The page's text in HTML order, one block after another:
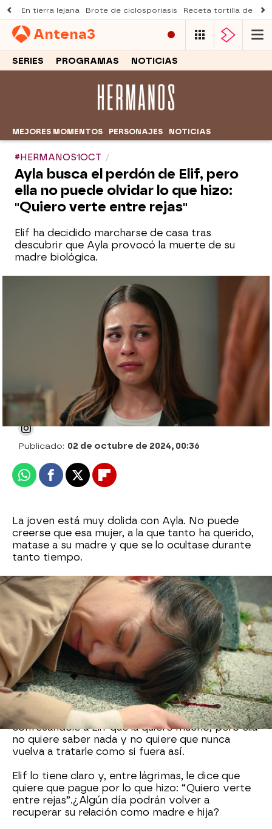
En tierra lejana Brote de ciclosporiasis Receta tortilla de
Antena3
SERIES PROGRAMAS NOTICIAS
MEJORES MOMENTOS PERSONAJES NOTICIAS
#HERMANOS1OCT
Ayla busca el perdón de Elif, pero
ella no puede olvidar lo que hizo:
"Quiero verte entre rejas"
Elif ha decidido marcharse de casa tras
descubrir que Ayla provocó la muerte de su
madre biológica.
Elif rompe para siempre su relación con
Ayla tras descubrir la verdad: “Eres una
Julia Zapata López
Publicado: 02 de octubre de 2024, 00:36
WhatsappFacebook
X Flipboard
La joven está muy dolida con Ayla. No puede
creerse que esa mujer, a la que tanto ha querido,
matase a su madre y que se lo ocultase durante
tanto tiempo.
Aunque Ayla le ha intentado explicar que todo
fue un accidente, Elif lo tiene claro y quiere
alejarse de ella para siempre.
La joven vuelve a casa para recoger su ropa y allí
descubre que Ayla se lo ha preparado todo, le ha
preparado comida que le gusta, ha organizado
todas sus cosas, pero Ayla le echa en cara que le
siga tratando como si fuese su madre.
“Te veo como a mi hija”, le dice Ayla
confesándole a Elif que la quiere mucho, pero ella
no quiere saber nada y no quiere que nunca
vuelva a tratarle como si fuera así.
Elif lo tiene claro y, entre lágrimas, le dice que
quiere que pague por lo que hizo: “Quiero verte
entre rejas”.¿Algún día podrán volver a
recuperar su relación como madre e hija?